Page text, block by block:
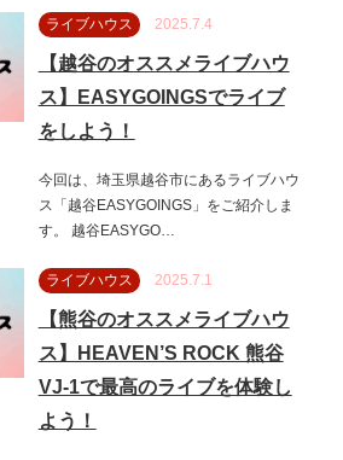
ライブハウス 2025.7.4
【越谷のオススメライブハウ
ス】EASYGOINGSでライブ
をしよう！
今回は、埼玉県越谷市にあるライブハウ
ス「越谷EASYGOINGS」をご紹介しま
す。 越谷EASYGO…
ライブハウス 2025.7.1
【熊谷のオススメライブハウ
ス】HEAVEN’S ROCK 熊谷
VJ-1で最高のライブを体験し
よう！